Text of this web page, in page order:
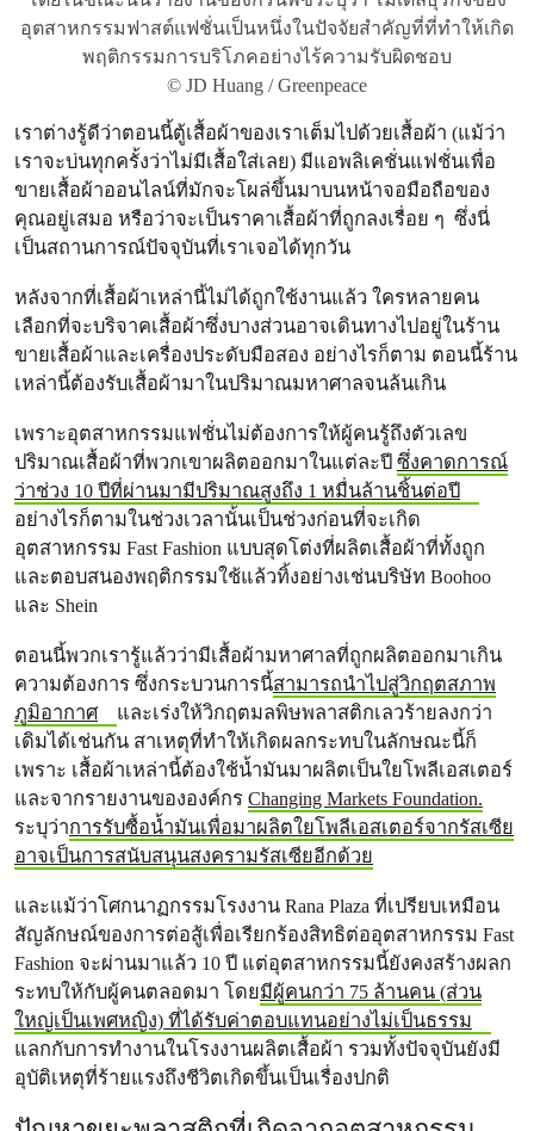
อุตสาหกรรมฟาสต์แฟชั่นเป็นหนึ่งในปัจจัยสำคัญที่ที่ทำให้เกิด
พฤติกรรมการบริโภคอย่างไร้ความรับผิดชอบ
© JD Huang / Greenpeace
เราต่างรู้ดีว่าตอนนี้ตู้เสื้อผ้าของเราเต็มไปด้วยเสื้อผ้า (แม้ว่า
เราจะบ่นทุกครั้งว่าไม่มีเสื้อใส่เลย) มีแอพลิเคชั่นแฟชั่นเพื่อ
ขายเสื้อผ้าออนไลน์ที่มักจะโผล่ขึ้นมาบนหน้าจอมือถือของ
คุณอยู่เสมอ หรือว่าจะเป็นราคาเสื้อผ้าที่ถูกลงเรื่อย ๆ ซึ่งนี่
เป็นสถานการณ์ปัจจุบันที่เราเจอได้ทุกวัน
หลังจากที่เสื้อผ้าเหล่านี้ไม่ได้ถูกใช้งานแล้ว ใครหลายคน
เลือกที่จะบริจาคเสื้อผ้าซึ่งบางส่วนอาจเดินทางไปอยู่ในร้าน
ขายเสื้อผ้าและเครื่องประดับมือสอง อย่างไรก็ตาม ตอนนี้ร้าน
เหล่านี้ต้องรับเสื้อผ้ามาในปริมาณมหาศาลจนล้นเกิน
เพราะอุตสาหกรรมแฟชั่นไม่ต้องการให้ผู้คนรู้ถึงตัวเลข
ปริมาณเสื้อผ้าที่พวกเขาผลิตออกมาในแต่ละปี ซึ่งคาดการณ์
ว่าช่วง 10 ปีที่ผ่านมามีปริมาณสูงถึง 1 หมื่นล้านชิ้นต่อปี
อย่างไรก็ตามในช่วงเวลานั้นเป็นช่วงก่อนที่จะเกิด
อุตสาหกรรม Fast Fashion แบบสุดโต่งที่ผลิตเสื้อผ้าที่ทั้งถูก
และตอบสนองพฤติกรรมใช้แล้วทิ้งอย่างเช่นบริษัท Boohoo
และ Shein
ตอนนี้พวกเรารู้แล้วว่ามีเสื้อผ้ามหาศาลที่ถูกผลิตออกมาเกิน
ความต้องการ ซึ่งกระบวนการนี้สามารถนำไปสู่วิกฤตสภาพ
ภูมิอากาศ
และเร่งให้วิกฤตมลพิษพลาสติกเลวร้ายลงกว่า
เดิมได้เช่นกัน สาเหตุที่ทำให้เกิดผลกระทบในลักษณะนี้ก็
เพราะ เสื้อผ้าเหล่านี้ต้องใช้น้ำมันมาผลิตเป็นใยโพลีเอสเตอร์
และจากรายงานขององค์กร Changing Markets Foundation.
ระบุว่าการรับซื้อน้ำมันเพื่อมาผลิตใยโพลีเอสเตอร์จากรัสเซีย
อาจเป็นการสนับสนุนสงครามรัสเซียอีกด้วย
และแม้ว่าโศกนาฏกรรมโรงงาน Rana Plaza ที่เปรียบเหมือน
สัญลักษณ์ของการต่อสู้เพื่อเรียกร้องสิทธิต่ออุตสาหกรรม Fast
Fashion จะผ่านมาแล้ว 10 ปี แต่อุตสาหกรรมนี้ยังคงสร้างผลก
ระทบให้กับผู้คนตลอดมา โดยมีผู้คนกว่า 75 ล้านคน (ส่วน
ใหญ่เป็นเพศหญิง) ที่ได้รับค่าตอบแทนอย่างไม่เป็นธรรม
แลกกับการทำงานในโรงงานผลิตเสื้อผ้า รวมทั้งปัจจุบันยังมี
อุบัติเหตุที่ร้ายแรงถึงชีวิตเกิดขึ้นเป็นเรื่องปกติ